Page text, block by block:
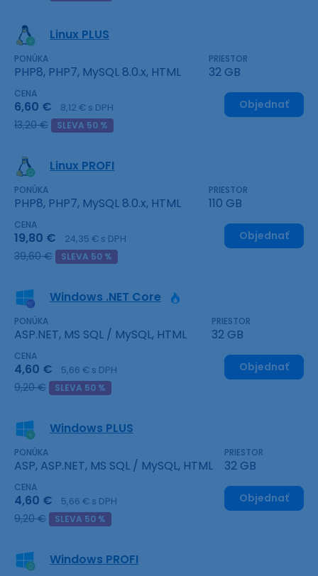
Linux PLUS
PONÚKA
PHP8, PHP7, MySQL 8.0.x, HTML
PRIESTOR
32 GB
CENA
6,60 € 8,12 € s DPH
13,20 € SLEVA 50 %
Objednať
Linux PROFI
PONÚKA
PHP8, PHP7, MySQL 8.0.x, HTML
PRIESTOR
110 GB
CENA
19,80 € 24,35 € s DPH
39,60 € SLEVA 50 %
Objednať
Windows .NET Core
PONÚKA
ASP.NET, MS SQL / MySQL, HTML
PRIESTOR
32 GB
CENA
4,60 € 5,66 € s DPH
9,20 € SLEVA 50 %
Objednať
Windows PLUS
PONÚKA
ASP, ASP.NET, MS SQL / MySQL, HTML
PRIESTOR
32 GB
CENA
4,60 € 5,66 € s DPH
9,20 € SLEVA 50 %
Objednať
Windows PROFI